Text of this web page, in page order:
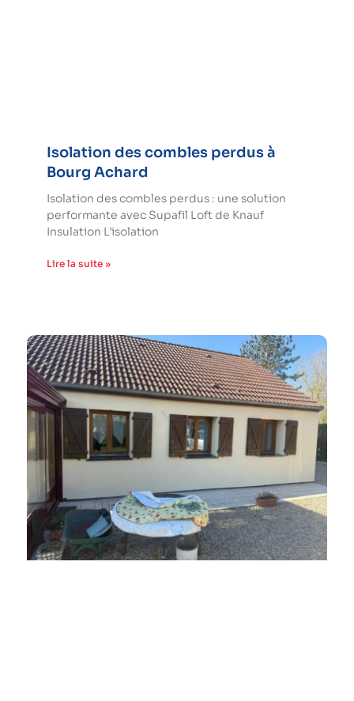
Isolation des combles perdus à
Bourg Achard
Isolation des combles perdus : une solution
performante avec Supafil Loft de Knauf
Insulation L’isolation
Lire la suite »